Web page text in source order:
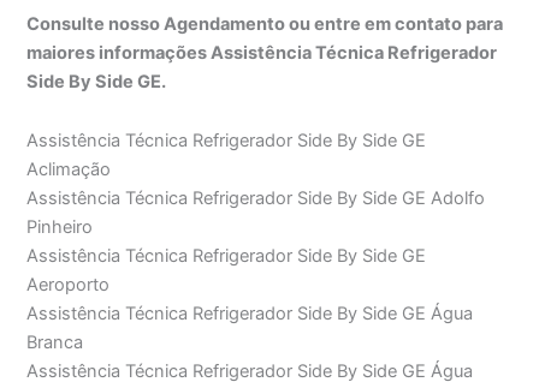
Consulte nosso Agendamento ou entre em contato para
maiores informações Assistência Técnica Refrigerador
Side By Side GE.
Assistência Técnica Refrigerador Side By Side GE
Aclimação
Assistência Técnica Refrigerador Side By Side GE Adolfo
Pinheiro
Assistência Técnica Refrigerador Side By Side GE
Aeroporto
Assistência Técnica Refrigerador Side By Side GE Água
Branca
Assistência Técnica Refrigerador Side By Side GE Água